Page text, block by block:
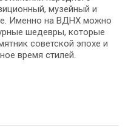
музейный и
Именно на ВДНХ можно
шедевры, которые
советской эпохе и
время стилей.